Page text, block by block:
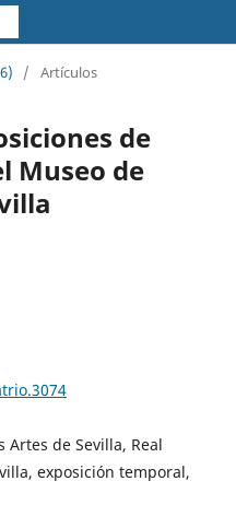
/ Artículos
de
Museo de
Artes de Sevilla, Real
exposición temporal,